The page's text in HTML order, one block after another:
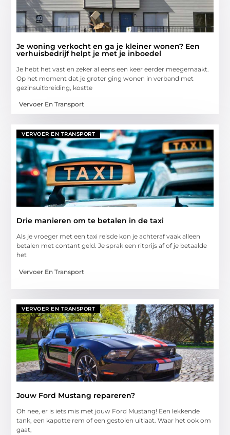
Je woning verkocht en ga je kleiner wonen? Een
verhuisbedrijf helpt je met je inboedel
Je hebt het vast en zeker al eens een keer eerder meegemaakt.
Op het moment dat je groter ging wonen in verband met
gezinsuitbreiding, kostte
Vervoer En Transport
VERVOER EN TRANSPORT
Drie manieren om te betalen in de taxi
Als je vroeger met een taxi reisde kon je achteraf vaak alleen
betalen met contant geld. Je sprak een ritprijs af of je betaalde
het
Vervoer En Transport
VERVOER EN TRANSPORT
Jouw Ford Mustang repareren?
Oh nee, er is iets mis met jouw Ford Mustang! Een lekkende
tank, een kapotte rem of een gestolen uitlaat. Waar het ook om
gaat,